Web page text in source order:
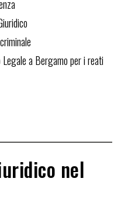
a Bergamo per i reati
nel